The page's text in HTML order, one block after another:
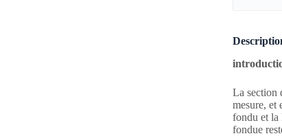
La section
mesure, et
fondu et la
fondue